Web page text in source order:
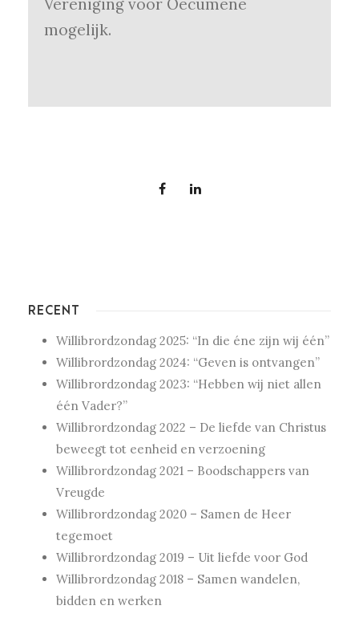
Vereniging voor Oecumene
mogelijk.
RECENT
Willibrordzondag 2025: “In die éne zijn wij één”
Willibrordzondag 2024: “Geven is ontvangen”
Willibrordzondag 2023: “Hebben wij niet allen
één Vader?”
Willibrordzondag 2022 – De liefde van Christus
beweegt tot eenheid en verzoening
Willibrordzondag 2021 – Boodschappers van
Vreugde
Willibrordzondag 2020 – Samen de Heer
tegemoet
Willibrordzondag 2019 – Uit liefde voor God
Willibrordzondag 2018 – Samen wandelen,
bidden en werken